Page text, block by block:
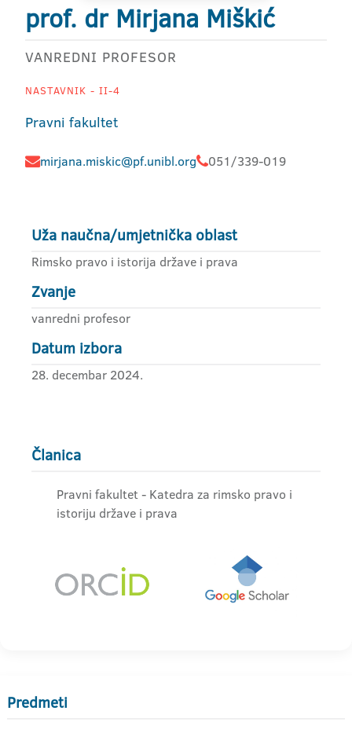
prof. dr Mirjana Miškić
VANREDNI PROFESOR
NASTAVNIK - II-4
Pravni fakultet
mirjana.miskic@pf.unibl.org 051/339-019
Uža naučna/umjetnička oblast
Rimsko pravo i istorija države i prava
Zvanje
vanredni profesor
Datum izbora
28. decembar 2024.
Članica
Pravni fakultet - Katedra za rimsko pravo i
istoriju države i prava
Predmeti